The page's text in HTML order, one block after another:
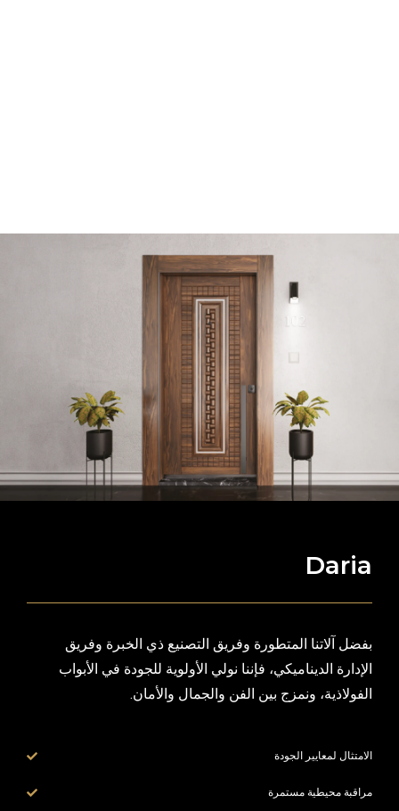
Daria
بفضل آلاتنا المتطورة وفريق التصنيع ذي الخبرة وفريق
الإدارة الديناميكي، فإننا نولي الأولوية للجودة في الأبواب
الفولاذية، ونمزج بين الفن والجمال والأمان.
الامتثال لمعايير الجودة
مراقبة محيطية مستمرة